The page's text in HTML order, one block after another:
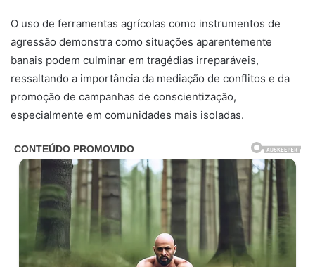
O uso de ferramentas agrícolas como instrumentos de
agressão demonstra como situações aparentemente
banais podem culminar em tragédias irreparáveis,
ressaltando a importância da mediação de conflitos e da
promoção de campanhas de conscientização,
especialmente em comunidades mais isoladas.